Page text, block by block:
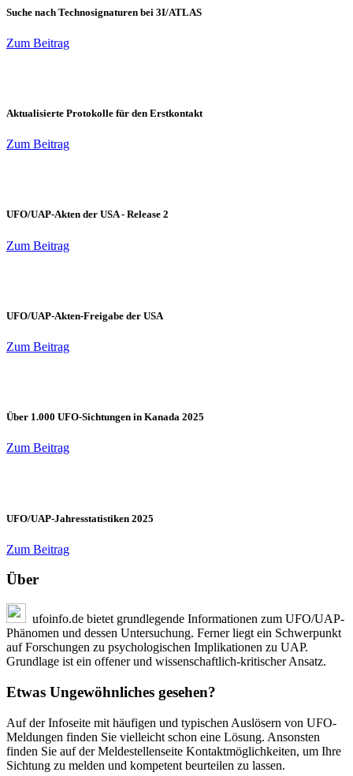
Suche nach Technosignaturen bei 3I/ATLAS
Zum Beitrag
Aktualisierte Protokolle für den Erstkontakt
Zum Beitrag
UFO/UAP-Akten der USA - Release 2
Zum Beitrag
UFO/UAP-Akten-Freigabe der USA
Zum Beitrag
Über 1.000 UFO-Sichtungen in Kanada 2025
Zum Beitrag
UFO/UAP-Jahresstatistiken 2025
Zum Beitrag
Über
ufoinfo.de bietet grundlegende Informationen zum UFO/UAP-
Phänomen und dessen Untersuchung. Ferner liegt ein Schwerpunkt
auf Forschungen zu psychologischen Implikationen zu UAP.
Grundlage ist ein offener und wissenschaftlich-kritischer Ansatz.
Etwas Ungewöhnliches gesehen?
Auf der Infoseite mit häufigen und typischen Auslösern von UFO-
Meldungen finden Sie vielleicht schon eine Lösung. Ansonsten
finden Sie auf der Meldestellenseite Kontaktmöglichkeiten, um Ihre
Sichtung zu melden und kompetent beurteilen zu lassen.